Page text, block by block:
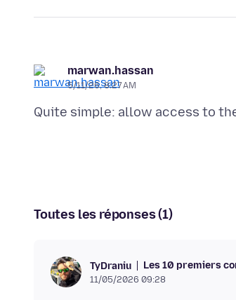
marwan.hassan
5/11/26, 8:27 AM
Toutes les réponses (1)
TyDraniu Les 10 premiers
11/05/2026 09:28